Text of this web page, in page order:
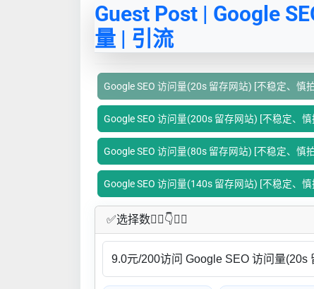
Guest Post | Google
量 | 引流
Google SEO 访问量(20s 留存网站) [不稳定、慎
Google SEO 访问量(200s 留存网站) [不稳定、慎
Google SEO 访问量(80s 留存网站) [不稳定、慎
Google SEO 访问量(140s 留存网站) [不稳定、慎
✅​选择数👇🏻​​👇👇🏻​​